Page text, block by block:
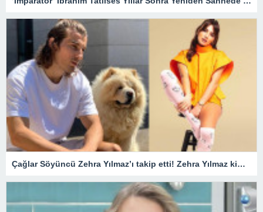
Çağlar Söyüncü Zehra Yılmaz’ı takip etti! Zehra Yılmaz kimdir?